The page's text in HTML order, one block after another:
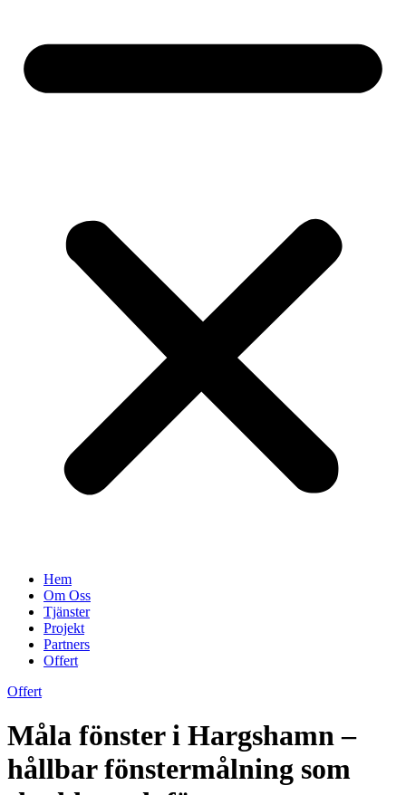
Hem
Om Oss
Tjänster
Projekt
Partners
Offert
Offert
Måla fönster i Hargshamn –
hållbar fönstermålning som